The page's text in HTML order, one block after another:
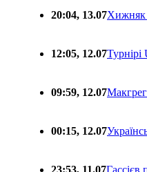
20:04, 13.07Хижняк
12:05, 12.07Турнірі
09:59, 12.07
00:15, 12.07
23:53, 11.07Гассієв